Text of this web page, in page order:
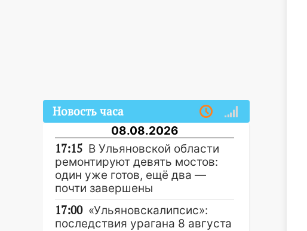
Новость часа
08.08.2026
17:15 В Ульяновской области
ремонтируют девять мостов:
один уже готов, ещё два —
почти завершены
17:00 «Ульяновскалипсис»:
последствия урагана 8 августа